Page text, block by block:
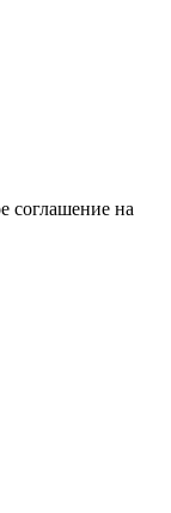
соглашение на